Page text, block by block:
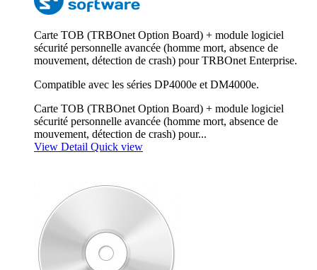
Carte TOB (TRBOnet Option Board) + module logiciel
sécurité personnelle avancée (homme mort, absence de
mouvement, détection de crash) pour TRBOnet Enterprise.
Compatible avec les séries DP4000e et DM4000e.
Carte TOB (TRBOnet Option Board) + module logiciel
sécurité personnelle avancée (homme mort, absence de
mouvement, détection de crash) pour...
View Detail Quick view